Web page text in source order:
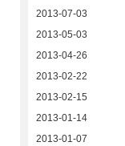
2013-07-03
2013-05-03
2013-04-26
2013-02-22
2013-02-15
2013-01-14
2013-01-07